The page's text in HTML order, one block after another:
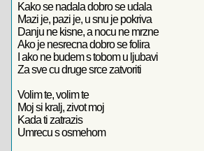
Kako se nadala dobro se udala
Mazi je, pazi je, u snu je pokriva
Danju ne kisne, a nocu ne mrzne
Ako je nesrecna dobro se folira
I ako ne budem s tobom u ljubavi
Za sve cu druge srce zatvoriti
Volim te, volim te
Moj si kralj, zivot moj
Kada ti zatrazis
Umrecu s osmehom